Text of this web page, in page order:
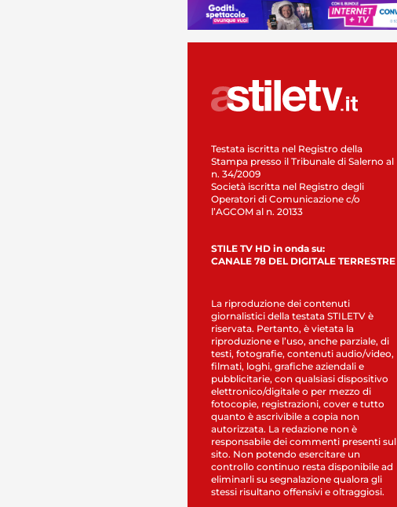
Testata iscritta nel Registro della
Stampa presso il Tribunale di Salerno al
n. 34/2009
Società iscritta nel Registro degli
Operatori di Comunicazione c/o
l’AGCOM al n. 20133
STILE TV HD in onda su:
CANALE 78 DEL DIGITALE TERRESTRE
La riproduzione dei contenuti
giornalistici della testata STILETV è
riservata. Pertanto, è vietata la
riproduzione e l’uso, anche parziale, di
testi, fotografie, contenuti audio/video,
filmati, loghi, grafiche aziendali e
pubblicitarie, con qualsiasi dispositivo
elettronico/digitale o per mezzo di
fotocopie, registrazioni, cover e tutto
quanto è ascrivibile a copia non
autorizzata. La redazione non è
responsabile dei commenti presenti sul
sito. Non potendo esercitare un
controllo continuo resta disponibile ad
eliminarli su segnalazione qualora gli
stessi risultano offensivi e oltraggiosi.